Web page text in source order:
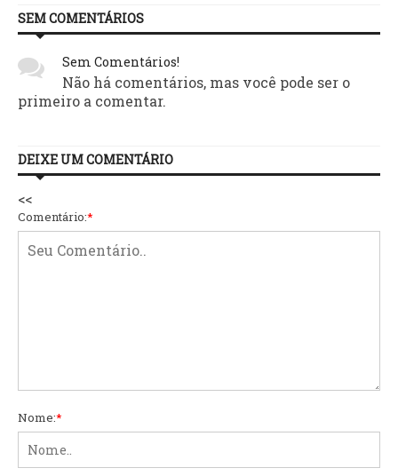
SEM COMENTÁRIOS
Sem Comentários!
Não há comentários, mas você pode ser o
primeiro a comentar.
DEIXE UM COMENTÁRIO
<<
Comentário:*
Nome:*